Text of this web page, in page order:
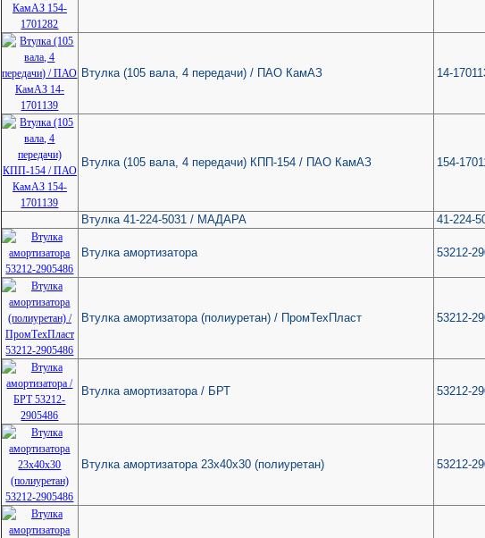
Втулка (105 вала, 4 передачи) / ПАО КамАЗ 14-
Втулка (105 вала, 4 передачи) КПП-154 / ПАО КамАЗ 154-
Втулка 41-224-5031 / МАДАРА 41-224-
Втулка амортизатора 53212-
Втулка амортизатора (полиуретан) / ПромТехПласт 53212-
Втулка амортизатора / БРТ 53212-
Втулка амортизатора 23х40х30 (полиуретан) 53212-